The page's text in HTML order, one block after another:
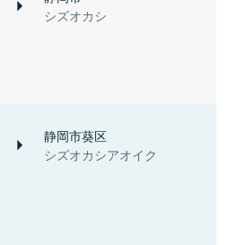
シズオカシ
静岡市葵区
シズオカシアオイク